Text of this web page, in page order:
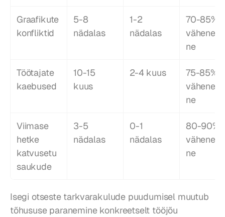
Graafikute
konfliktid
5-8
nädalas
1-2
nädalas
70-85%
vähenemi
ne
Töötajate
kaebused
10-15
kuus
2-4 kuus
75-85%
vähenemi
ne
Viimase
hetke
katvusetu
saukude
3-5
nädalas
0-1
nädalas
80-90%
vähenemi
ne
Isegi otseste tarkvarakulude puudumisel muutub
tõhususe paranemine konkreetselt tööjõu